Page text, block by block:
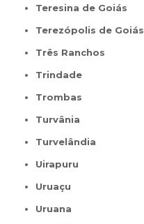
Teresina de Goiás
Terezópolis de Goiás
Três Ranchos
Trindade
Trombas
Turvânia
Turvelândia
Uirapuru
Uruaçu
Uruana